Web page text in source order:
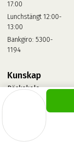
17:00
Lunchstängt 12:00-
13:00
Bankgiro: 5300-
1194
Kunskap
Däckskola
Informationsbank Av
Och Fälgar